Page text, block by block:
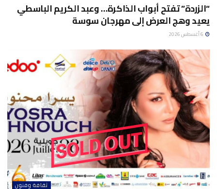
“الزردة” تفتح أبواب الذاكرة… وعبد الكريم الباسطي
يعيد وهج العرض إلى مهرجان سوسة
ثقافة وفنون